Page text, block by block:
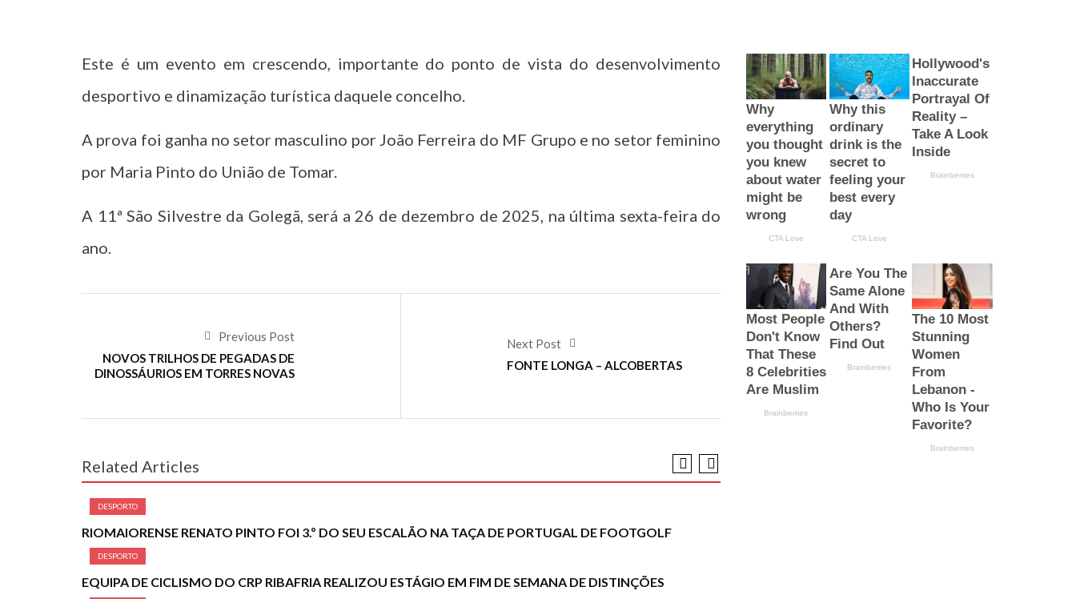
Este é um evento em crescendo, importante do ponto de vista do desenvolvimento
desportivo e dinamização turística daquele concelho.
A prova foi ganha no setor masculino por João Ferreira do MF Grupo e no setor feminino
por Maria Pinto do União de Tomar.
A 11ª São Silvestre da Golegã, será a 26 de dezembro de 2025, na última sexta-feira do
ano.
Previous Post
NOVOS TRILHOS DE PEGADAS DE
DINOSSÁURIOS EM TORRES NOVAS
Next Post
FONTE LONGA – ALCOBERTAS
Related Articles
DESPORTO
RIOMAIORENSE RENATO PINTO FOI 3.º DO SEU ESCALÃO NA TAÇA DE PORTUGAL DE FOOTGOLF
DESPORTO
EQUIPA DE CICLISMO DO CRP RIBAFRIA REALIZOU ESTÁGIO EM FIM DE SEMANA DE DISTINÇÕES